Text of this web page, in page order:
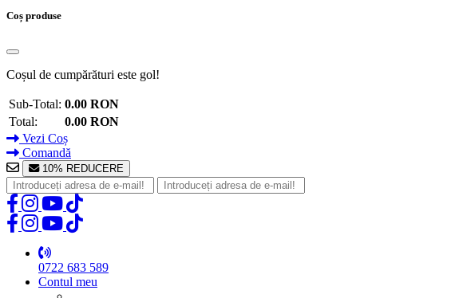
Coș produse
Coșul de cumpărături este gol!
Sub-Total: 0.00 RON
Total:
0.00 RON
Vezi Coș
Comandă
10% REDUCERE
0722 683 589
Contul meu